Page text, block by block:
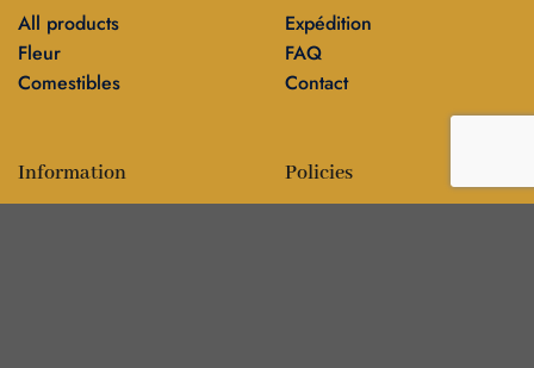
All products
Fleur
Comestibles
Expédition
FAQ
Contact
Information Policies